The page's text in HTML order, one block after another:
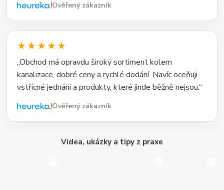
Ověřený zákazník
★★★★★
„Obchod má opravdu široký sortiment kolem
kanalizace, dobré ceny a rychlé dodání. Navíc oceňuji
vstřícné jednání a produkty, které jinde běžně nejsou.“
Ověřený zákazník
Videa, ukázky a tipy z praxe